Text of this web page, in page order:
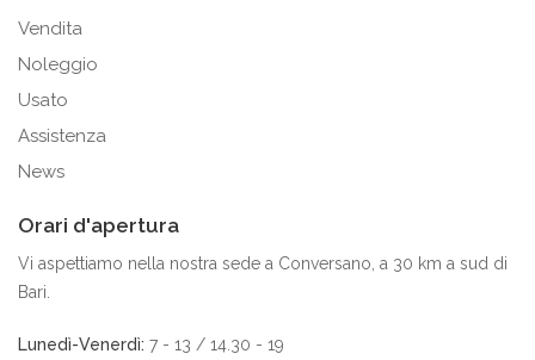
Vendita
Noleggio
Usato
Assistenza
News
Orari d'apertura
Vi aspettiamo nella nostra sede a Conversano, a 30 km a sud di
Bari.
Lunedì-Venerdì: 7 - 13 / 14.30 - 19